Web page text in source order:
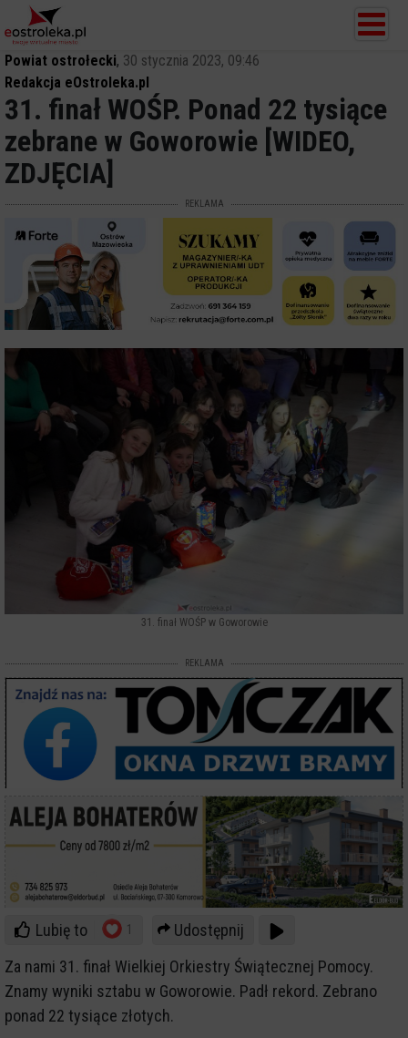
Powiat ostrołecki, 30 stycznia 2023, 09:46
Redakcja eOstroleka.pl
31. finał WOŚP. Ponad 22 tysiące
zebrane w Goworowie [WIDEO,
ZDJĘCIA]
REKLAMA
31. finał WOŚP w Goworowie
REKLAMA
Lubię to 1
Udostępnij
Za nami 31. finał Wielkiej Orkiestry Świątecznej Pomocy.
Znamy wyniki sztabu w Goworowie. Padł rekord. Zebrano
ponad 22 tysiące złotych.